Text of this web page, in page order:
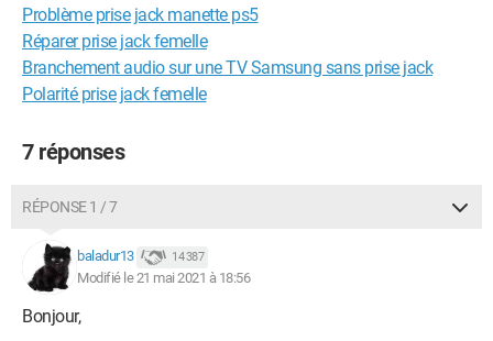
Problème prise jack manette ps5
Réparer prise jack femelle
Branchement audio sur une TV Samsung sans prise jack
Polarité prise jack femelle
7 réponses
RÉPONSE 1 / 7
baladur13 14 387
Modifié le 21 mai 2021 à 18:56
Bonjour,